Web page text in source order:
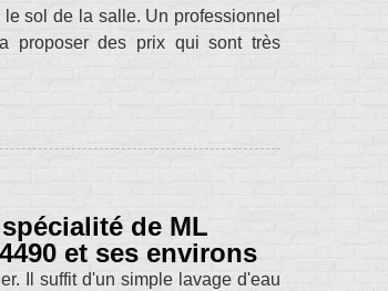
sol de la salle. Un professionnel
proposer des prix qui sont très
de ML
et ses environs
Il suffit d'un simple lavage d'eau